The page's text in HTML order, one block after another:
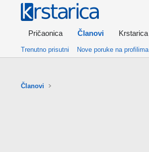
Pričaonica Članovi Krstarica
Trenutno prisutni Nove poruke na profilima
Članovi